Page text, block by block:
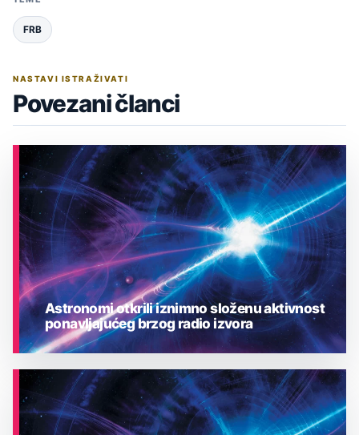
FRB
NASTAVI ISTRAŽIVATI
Povezani članci
ASTRONOMIJA
Astronomi otkrili iznimno složenu aktivnost
ponavljajućeg brzog radio izvora